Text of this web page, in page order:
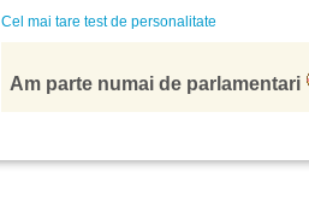
Cel mai tare test de personalitate
Am parte numai de parlamentari